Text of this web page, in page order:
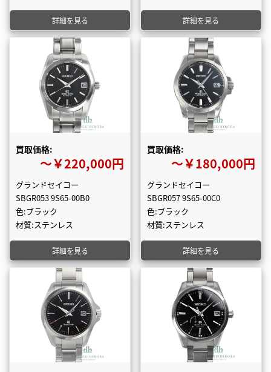
詳細を見る 詳細を見る
買取価格:
〜￥220,000円
グランドセイコー
SBGR053 9S65-00B0
色:ブラック
材質:ステンレス
詳細を見る
買取価格:
〜￥180,000円
グランドセイコー
SBGR057 9S65-00C0
色:ブラック
材質:ステンレス
詳細を見る